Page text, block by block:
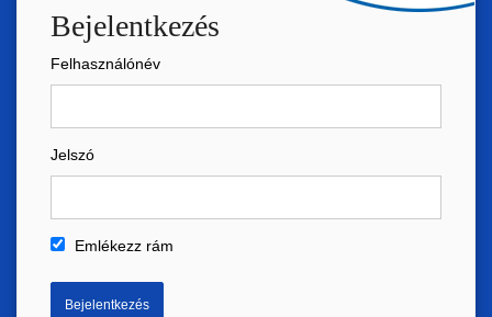
Bejelentkezés
Felhasználónév
Jelszó
Emlékezz rám